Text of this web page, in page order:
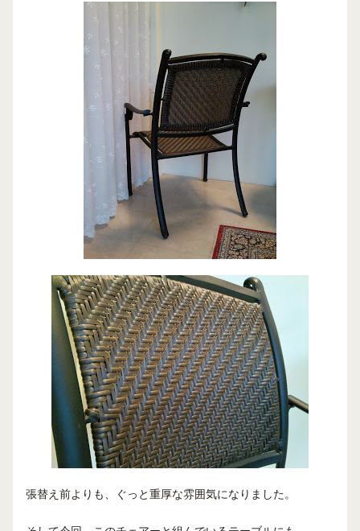
張替え前よりも、ぐっと重厚な雰囲気になりました。